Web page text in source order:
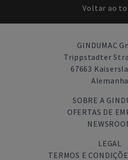
Voltar ao
GINDUMAC
Trippstadter
67663
Alemanha
SOBRE A
OFERTAS DE
LEGAL
TERMOS E